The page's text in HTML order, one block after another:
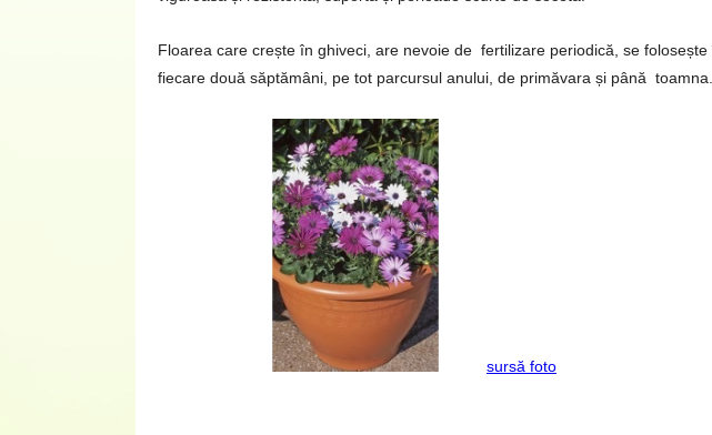
Floarea care crește în ghiveci, are nevoie de fertilizare periodică, se
fiecare două săptămâni, pe tot parcursul anului, de primăvara și până toamna.
sursă foto